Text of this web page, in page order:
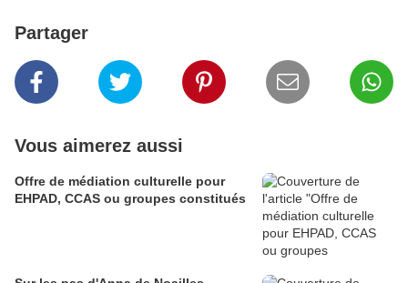
Partager
Vous aimerez aussi
Offre de médiation culturelle pour
EHPAD, CCAS ou groupes constitués